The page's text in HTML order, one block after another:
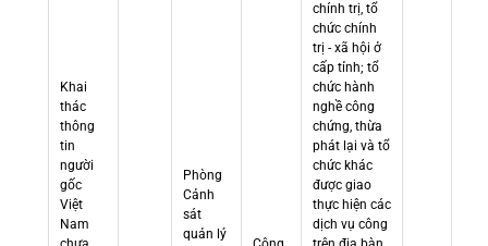
Khai
thác
thông
tin
người
gốc
Việt
Nam
Phòng
Cảnh
sát
quản lý
chính trị, tổ
chức chính
trị - xã hội ở
cấp tỉnh; tổ
chức hành
nghề công
chứng, thừa
phát lại và tổ
chức khác
được giao
thực hiện các
dịch vụ công